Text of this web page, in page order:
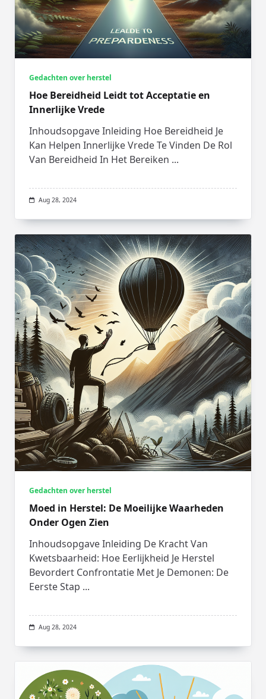
Gedachten over herstel
Hoe Bereidheid Leidt tot Acceptatie en
Innerlijke Vrede
Inhoudsopgave Inleiding Hoe Bereidheid Je
Kan Helpen Innerlijke Vrede Te Vinden De Rol
Van Bereidheid In Het Bereiken ...
Aug 28, 2024
Gedachten over herstel
Moed in Herstel: De Moeilijke Waarheden
Onder Ogen Zien
Inhoudsopgave Inleiding De Kracht Van
Kwetsbaarheid: Hoe Eerlijkheid Je Herstel
Bevordert Confrontatie Met Je Demonen: De
Eerste Stap ...
Aug 28, 2024